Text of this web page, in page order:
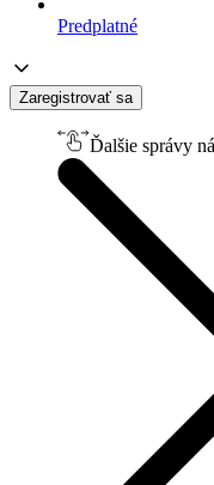
Predplatné
Zaregistrovať sa
Ďalšie správy